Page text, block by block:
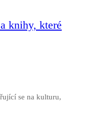
knihy, které
se na kulturu,